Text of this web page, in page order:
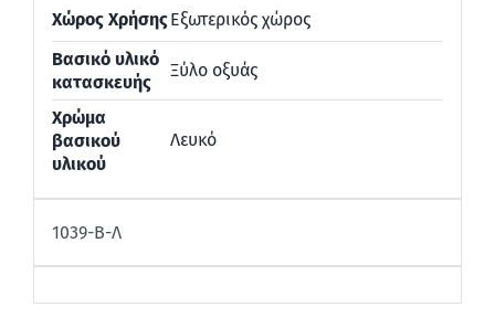
Χώρος ΧρήσηςΕξωτερικός χώρος
Βασικό υλικό
κατασκευής
Ξύλο οξυάς
Χρώμα
βασικού
υλικού
Λευκό
1039-Β-Λ